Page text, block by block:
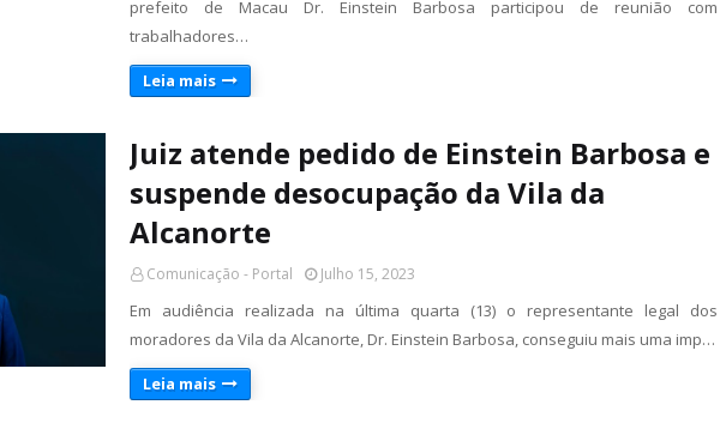
prefeito de Macau Dr. Einstein Barbosa participou de reunião com
trabalhadores…
Leia mais
Juiz atende pedido de Einstein Barbosa e
suspende desocupação da Vila da
Alcanorte
Comunicação - Portal Julho 15, 2023
Em audiência realizada na última quarta (13) o representante legal dos
moradores da Vila da Alcanorte, Dr. Einstein Barbosa, conseguiu mais uma imp…
Leia mais